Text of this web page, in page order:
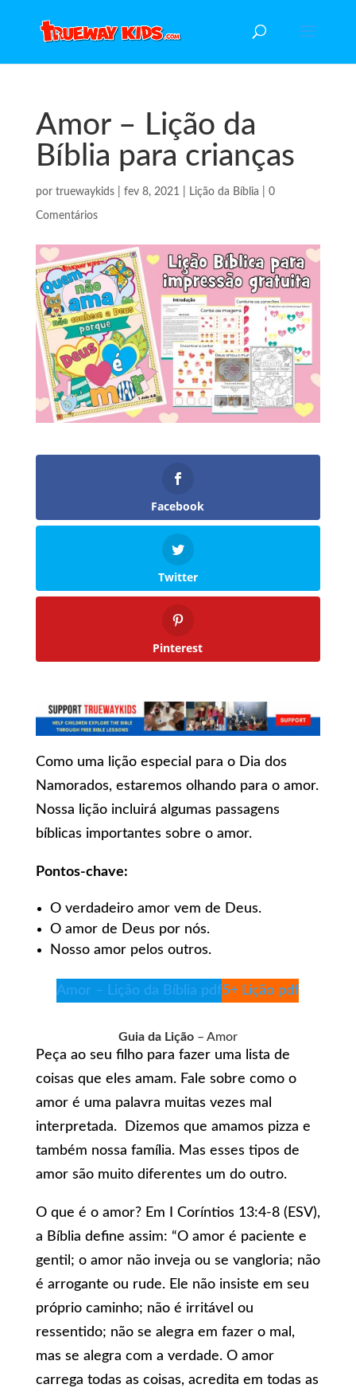
Amor – Lição da
Bíblia para crianças
por truewaykids| fev 8, 2021 Lição da Bíblia 0
Comentários
Facebook
Twitter
Pinterest
Como uma lição especial para o Dia dos
Namorados, estaremos olhando para o amor.
Nossa lição incluirá algumas passagens
bíblicas importantes sobre o amor.
Pontos-chave:
O verdadeiro amor vem de Deus.
O amor de Deus por nós.
Nosso amor pelos outros.
Amor – Lição da Bíblia pdf5+ Lição pdf
Guia da Lição– Amor
Peça ao seu filho para fazer uma lista de
coisas que eles amam. Fale sobre como o
amor é uma palavra muitas vezes mal
interpretada. Dizemos que amamos pizza e
também nossa família. Mas esses tipos de
amor são muito diferentes um do outro.
O que é o amor? Em I Coríntios 13:4-8 (ESV),
a Bíblia define assim: “O amor é paciente e
gentil; o amor não inveja ou se vangloria; não
é arrogante ou rude. Ele não insiste em seu
próprio caminho; não é irritável ou
ressentido; não se alegra em fazer o mal,
mas se alegra com a verdade. O amor
carrega todas as coisas, acredita em todas as